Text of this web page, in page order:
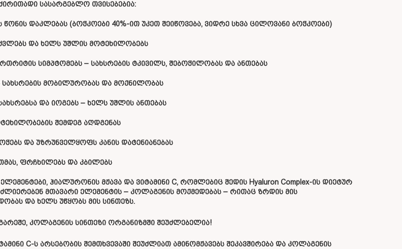
სასარგებლო თვისებებია:
წონის დაკლებას (ბოჭკოები 40%-ით უკეთ შეიწოვება, ვიდრე სხვა ცილოვანი ბოჭკოები)
და ხელს უშლის მოტეხილობებს
სიმპტომებს – სახსრების ტკივილს, შებოჭილობას და ანთებას
სახსრების მობილურობას და მოქნილობას
და იოგებს – ხელს უშლის ანთებას
შემდეგ აღდგენას
და უზრუნველყოფს კანის დატენიანებას
ფრჩხილებს და კბილებს
ჰიალურონის მჟავა და ვიტამინი C, რომლებიც შედის Hyaluron Complex-ის დიეტურ
მთავარი ელემენტის – კოლაგენის მოქმედებას – რითაც ზრდის მის
და ხელს უწყობს მის სინთეზს.
გარეშე, კოლაგენის სინთეზი ორგანიზმში შეუძლებელია!
C-ს არსებობის შემთხვევაში შეუძლიათ ამინომჟავებს შეკავშირება და კოლაგენის